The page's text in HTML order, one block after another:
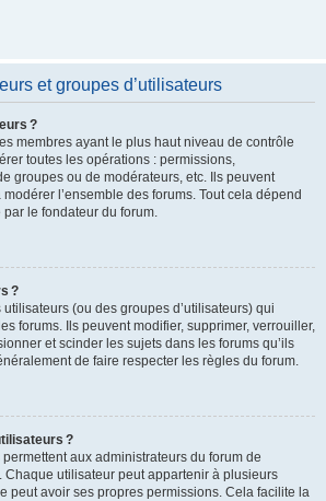
et groupes d’utilisateurs
?
membres ayant le plus haut niveau de contrôle
toutes les opérations : permissions,
groupes ou de modérateurs, etc. Ils peuvent
l’ensemble des forums. Tout cela dépend
le fondateur du forum.
?
(ou des groupes d’utilisateurs) qui
forums. Ils peuvent modifier, supprimer, verrouiller,
et scinder les sujets dans les forums qu’ils
de faire respecter les règles du forum.
?
aux administrateurs du forum de
Chaque utilisateur peut appartenir à plusieurs
peut avoir ses propres permissions. Cela facilite la